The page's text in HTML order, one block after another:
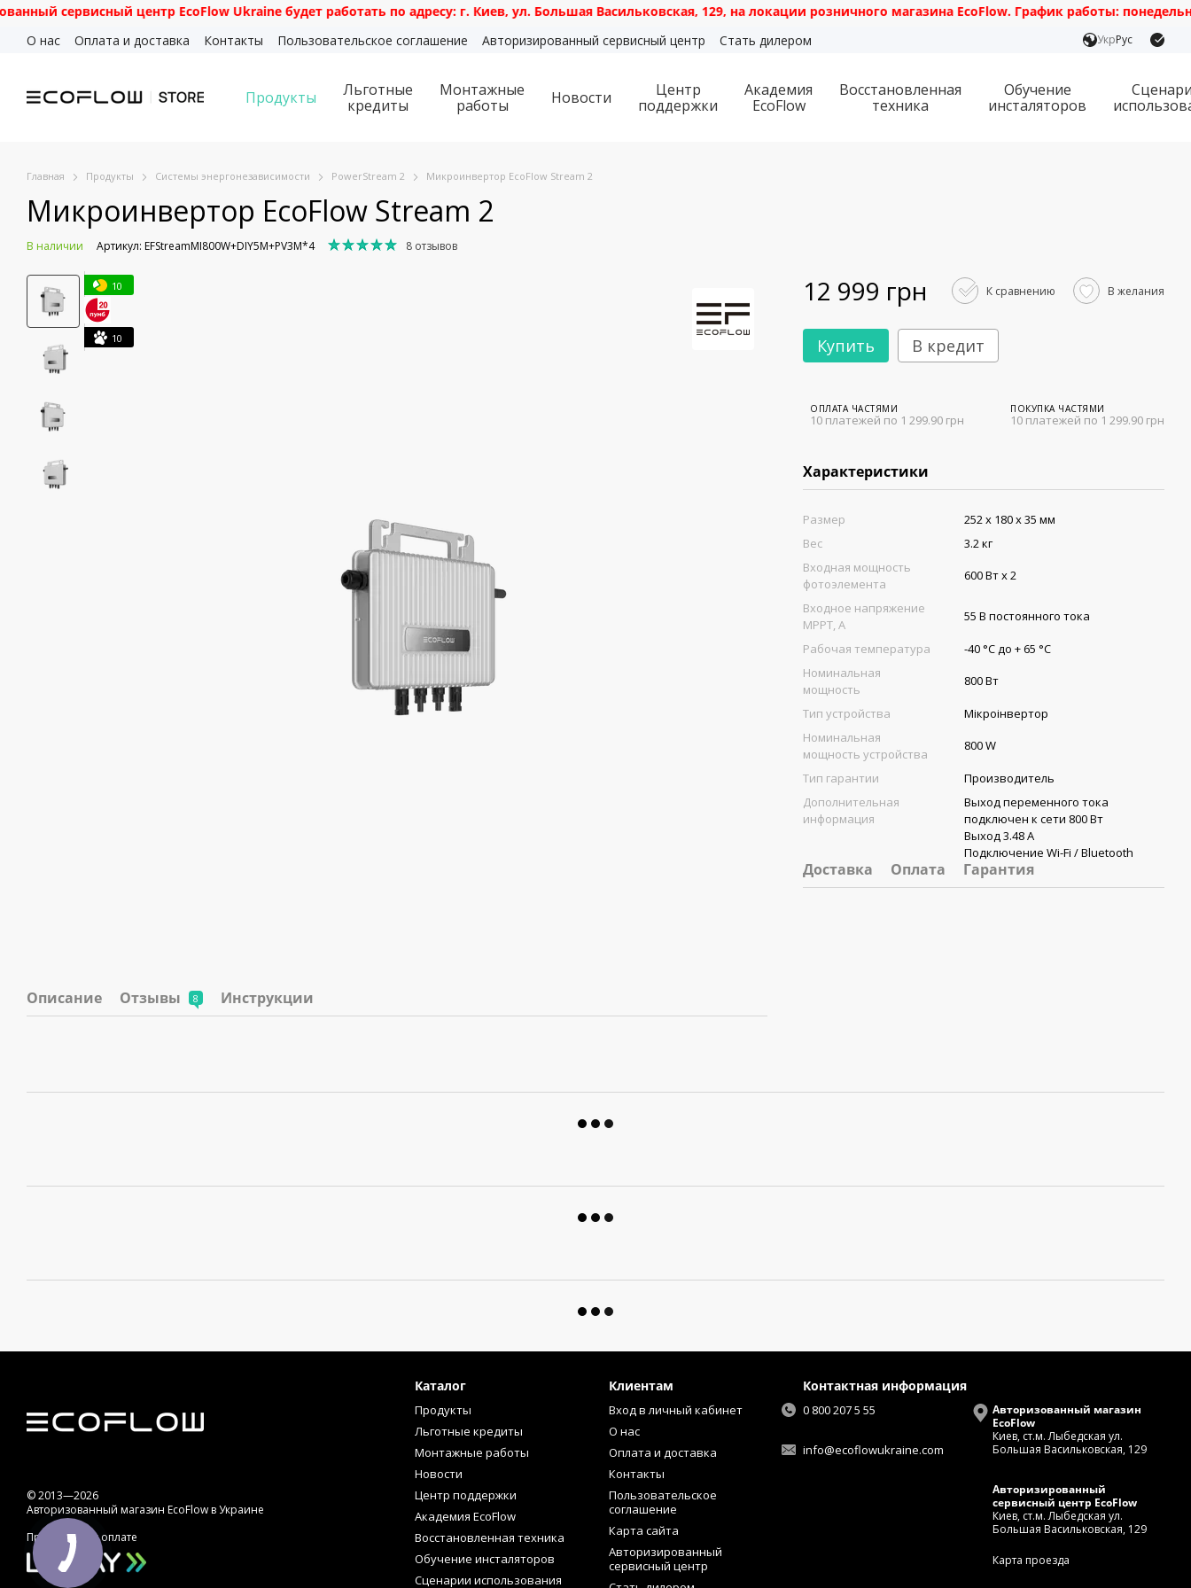
Перейти к основному контенту
сервисный центр EcoFlow Ukraine будет работать по адресу: г. Киев, ул. Большая Васильковская, 129, на локации розничного магазина EcoFlow. График работы: понедельник
О нас
Оплата и доставка Контакты Пользовательское соглашение Авторизированный сервисный центр Стать дилером УкрРус
Продукты
Льготные
кредиты
Монтажные
работы
Новости
Центр
поддержки
Академия
EcoFlow
Восстановленная
техника
Обучение
инсталяторов
Главная Продукты Системы энергонезависимости PowerStream 2 Микроинвертор EcoFlow Stream 2
Микроинвертор EcoFlow Stream 2
В наличии Артикул: EFStreamMI800W+DIY5M+PV3M*4 8 отзывов
10
10
Описание Отзывы 8 Инструкции
12 999 грн К сравнению В желания
Купить В кредит
ОПЛАТА ЧАСТЯМИ
10 платежей по 1 299.90 грн
ПОКУПКА ЧАСТЯМИ
10 платежей по 1 299.90 грн
Характеристики
Размер
252 x 180 x 35 мм
Вес
3.2 кг
Входная мощность
фотоэлемента
600 Вт x 2
Входное напряжение
MPPT, A
55 В постоянного тока
Рабочая температура
-40 °C до + 65 °C
Номинальная
мощность
800 Вт
Тип устройства
Мікроінвертор
Номинальная
мощность устройства
800 W
Тип гарантии
Производитель
Дополнительная
информация
Выход переменного тока
подключен к сети 800 Вт
Выход 3.48 А
Подключение Wi-Fi / Bluetooth
Доставка Оплата Гарантия
© 2013—2026
Авторизованный магазин EcoFlow в Украине
Принимаем к оплате
Каталог
Продукты
Льготные кредиты
Монтажные работы
Новости
Центр поддержки
Академия EcoFlow
Восстановленная техника
Обучение инсталяторов
Сценарии использования
Клиентам
Вход в личный кабинет
О нас
Оплата и доставка
Контакты
Пользовательское
соглашение
Карта сайта
Авторизированный
сервисный центр
Контактная информация
0 800 207 5 55
info@ecoflowukraine.com
Авторизованный магазин
EcoFlow
Киев, ст.м. Лыбедская ул.
Большая Васильковская, 129
Авторизированный
сервисный центр EcoFlow
Киев, ст.м. Лыбедская ул.
Большая Васильковская, 129
Карта проезда